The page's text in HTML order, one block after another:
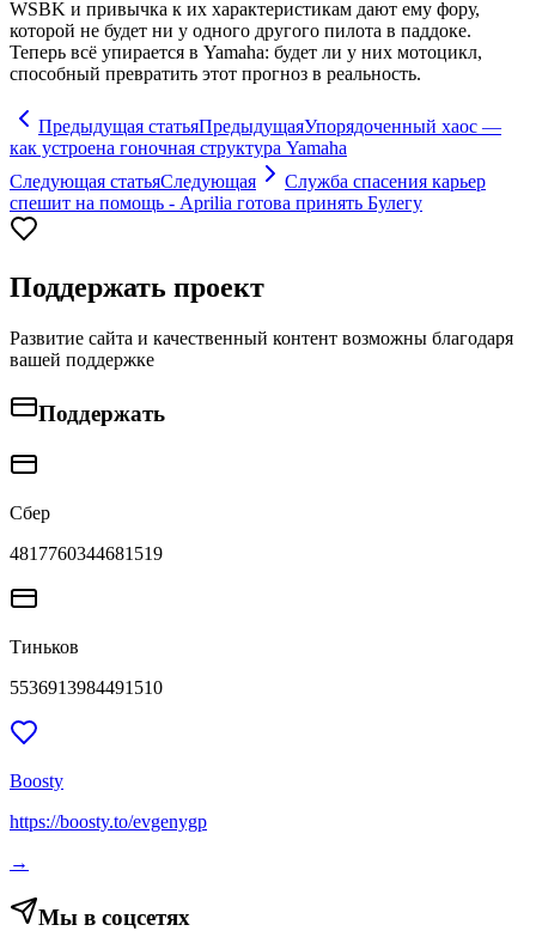
WSBK и привычка к их характеристикам дают ему фору,
которой не будет ни у одного другого пилота в паддоке.
Теперь всё упирается в Yamaha: будет ли у них мотоцикл,
способный превратить этот прогноз в реальность.
Предыдущая статьяПредыдущаяУпорядоченный хаос —
как устроена гоночная структура Yamaha
Следующая статьяСледующая
Служба спасения карьер
спешит на помощь - Aprilia готова принять Булегу
Поддержать проект
Развитие сайта и качественный контент возможны благодаря
вашей поддержке
Поддержать
Сбер
4817760344681519
Тиньков
5536913984491510
Boosty
https://boosty.to/evgenygp
→
Мы в соцсетях